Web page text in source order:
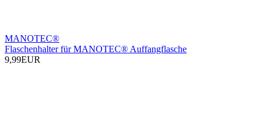
MANOTEC®
Flaschenhalter für MANOTEC® Auffangflasche
9,99EUR